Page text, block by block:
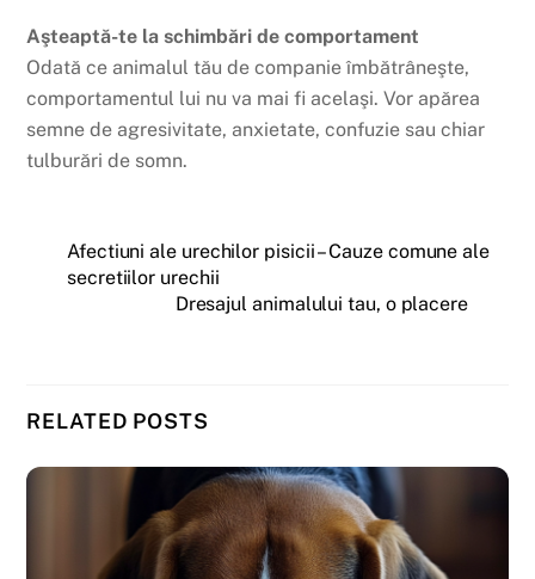
Aşteaptă-te la schimbări de comportament
Odată ce animalul tău de companie îmbătrâneşte,
comportamentul lui nu va mai fi acelaşi. Vor apărea
semne de agresivitate, anxietate, confuzie sau chiar
tulburări de somn.
Afectiuni ale urechilor pisicii – Cauze comune ale
secretiilor urechii
Dresajul animalului tau, o placere
RELATED POSTS